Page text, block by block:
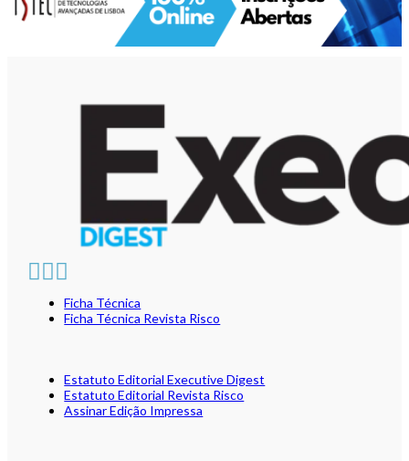
Ficha Técnica
Ficha Técnica Revista Risco
Estatuto Editorial Executive Digest
Estatuto Editorial Revista Risco
Assinar Edição Impressa